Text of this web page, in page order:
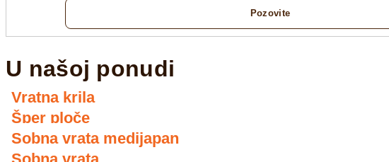
Pozovite
U našoj ponudi
Vratna krila
Šper ploče
Sobna vrata medijapan